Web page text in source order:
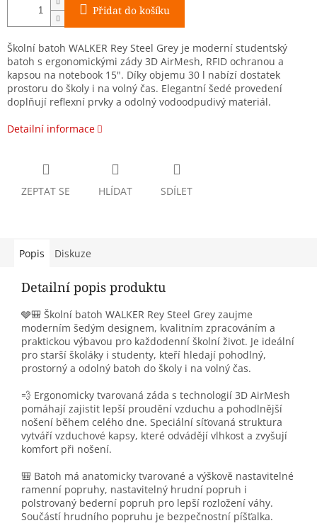
Přidat do košíku
Školní batoh WALKER Rey Steel Grey je moderní studentský
batoh s ergonomickými zády 3D AirMesh, RFID ochranou a
kapsou na notebook 15". Díky objemu 30 l nabízí dostatek
prostoru do školy i na volný čas. Elegantní šedé provedení
doplňují reflexní prvky a odolný vodoodpudivý materiál.
Detailní informace
ZEPTAT SE HLÍDAT SDÍLET
Popis Diskuze
Detailní popis produktu
🩶🎒 Školní batoh WALKER Rey Steel Grey zaujme
moderním šedým designem, kvalitním zpracováním a
praktickou výbavou pro každodenní školní život. Je ideální
pro starší školáky i studenty, kteří hledají pohodlný,
prostorný a odolný batoh do školy i na volný čas.
💨 Ergonomicky tvarovaná záda s technologií 3D AirMesh
pomáhají zajistit lepší proudění vzduchu a pohodlnější
nošení během celého dne. Speciální síťovaná struktura
vytváří vzduchové kapsy, které odvádějí vlhkost a zvyšují
komfort při nošení.
🎒 Batoh má anatomicky tvarované a výškově nastavitelné
ramenní popruhy, nastavitelný hrudní popruh i
polstrovaný bederní popruh pro lepší rozložení váhy.
Součástí hrudního popruhu je bezpečnostní píšťalka.